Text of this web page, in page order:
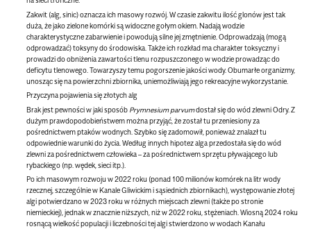
Zakwit (alg, sinic) oznacza ich masowy rozwój. W czasie zakwitu ilość glonów jest tak
duża, że jako zielone komórki są widoczne gołym okiem. Nadają wodzie
charakterystyczne zabarwienie i powodują silne jej zmętnienie. Odprowadzają (mogą
odprowadzać) toksyny do środowiska. Także ich rozkład ma charakter toksyczny i
prowadzi do obniżenia zawartości tlenu rozpuszczonego w wodzie prowadząc do
deficytu tlenowego. Towarzyszy temu pogorszenie jakości wody. Obumarłe organizmy,
unosząc się na powierzchni zbiornika, uniemożliwiają jego rekreacyjne wykorzystanie.
Przyczyna pojawienia się złotych alg
Brak jest pewności w jaki sposób Prymnesium parvumdostał się do wód zlewni Odry. Z
dużym prawdopodobieństwem można przyjąć, że został tu przeniesiony za
pośrednictwem ptaków wodnych. Szybko się zadomowił, ponieważ znalazł tu
odpowiednie warunki do życia. Według innych hipotez alga przedostała się do wód
zlewni za pośrednictwem człowieka – za pośrednictwem sprzętu pływającego lub
rybackiego (np. wędek, sieci itp.).
Po ich masowym rozwoju w 2022 roku (ponad 100 milionów komórek na litr wody
rzecznej, szczególnie w Kanale Gliwickim i sąsiednich zbiornikach), występowanie złotej
algi potwierdzano w 2023 roku w różnych miejscach zlewni (także po stronie
niemieckiej), jednak w znacznie niższych, niż w 2022 roku, stężeniach. Wiosną 2024 roku
rosnącą wielkość populacji i liczebności tej algi stwierdzono w wodach Kanału